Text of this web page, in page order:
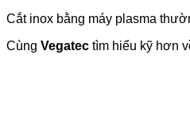
Cắt inox bằng máy plasma
Cùng Vegatec tìm hiểu kỹ hơn